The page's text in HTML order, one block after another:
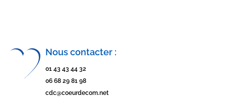
Nous contacter :
01 43 43 44 32
06 68 29 81 98
cdc@coeurdecom.net